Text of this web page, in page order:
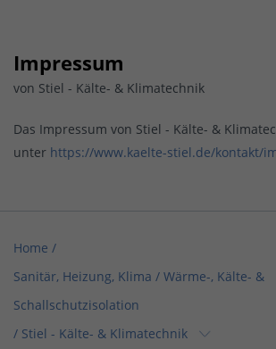
Impressum
von Stiel - Kälte- & Klimatechnik
Das Impressum von Stiel - Kälte- &
unter https://www.kaelte-stiel.de/kontakt/
Home /
Sanitär, Heizung, Klima / Wärme-, Kälte- &
Schallschutzisolation
/ Stiel - Kälte- & Klimatechnik